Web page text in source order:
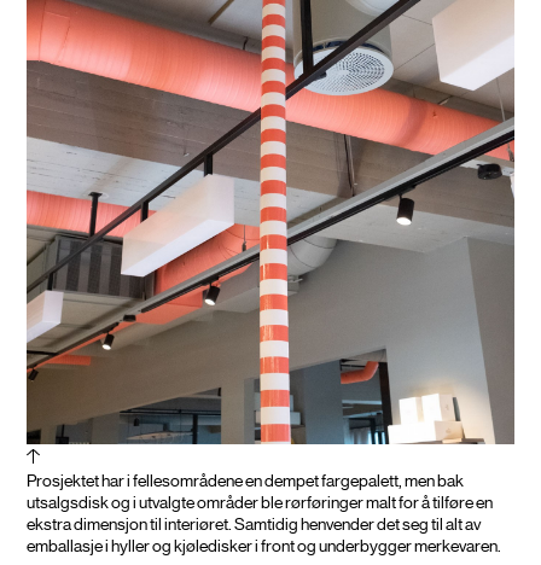
Prosjektet har i fellesområdene en dempet fargepalett, men bak
utsalgsdisk og i utvalgte områder ble rørføringer malt for å tilføre en
ekstra dimensjon til interiøret. Samtidig henvender det seg til alt av
emballasje i hyller og kjøledisker i front og underbygger merkevaren.